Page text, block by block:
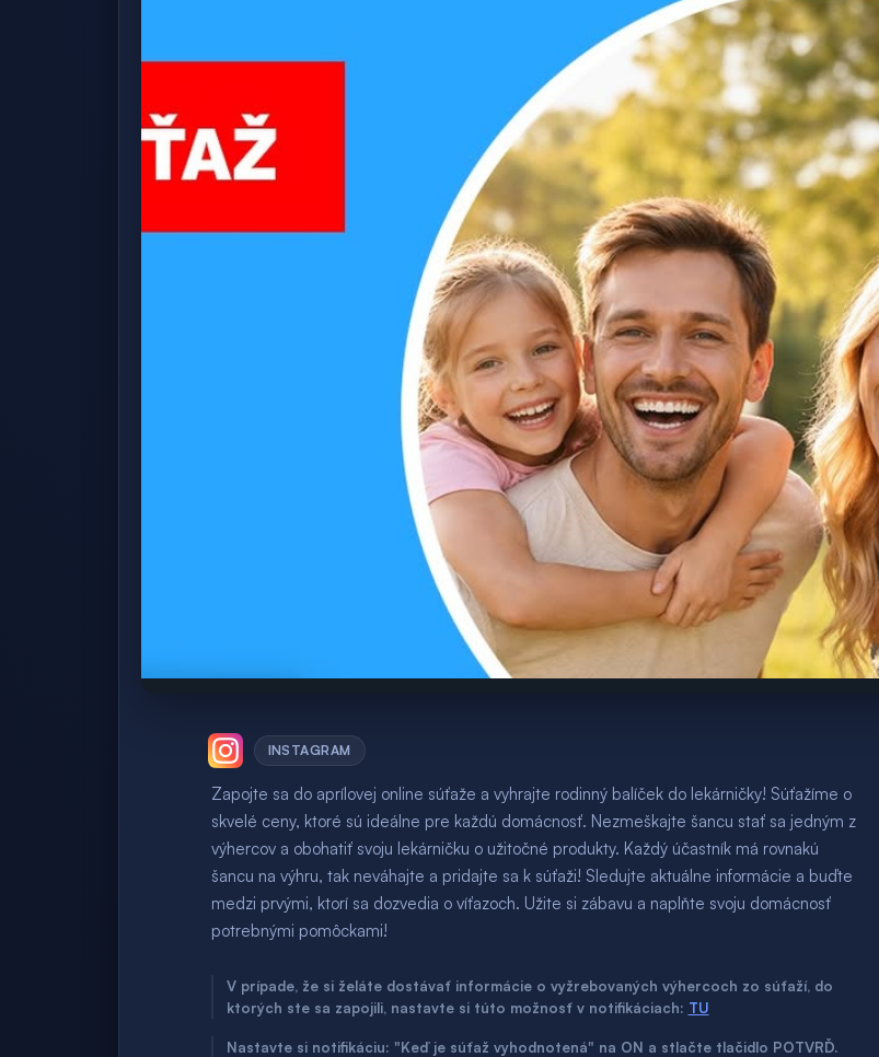
INSTAGRAM
Zapojte sa do aprílovej online súťaže a vyhrajte rodinný balíček do lekárničky! Súťažíme o
skvelé ceny, ktoré sú ideálne pre každú domácnosť. Nezmeškajte šancu stať sa jedným z
výhercov a obohatiť svoju lekárničku o užitočné produkty. Každý účastník má rovnakú
šancu na výhru, tak neváhajte a pridajte sa k súťaži! Sledujte aktuálne informácie a buďte
medzi prvými, ktorí sa dozvedia o víťazoch. Užite si zábavu a naplňte svoju domácnosť
potrebnými pomôckami!
V prípade, že si želáte dostávať informácie o vyžrebovaných výhercoch zo súťaží, do
ktorých ste sa zapojili, nastavte si túto možnosť v notifikáciach: TU
Nastavte si notifikáciu: "Keď je súťaž vyhodnotená" na ON a stlačte tlačidlo POTVRĎ.